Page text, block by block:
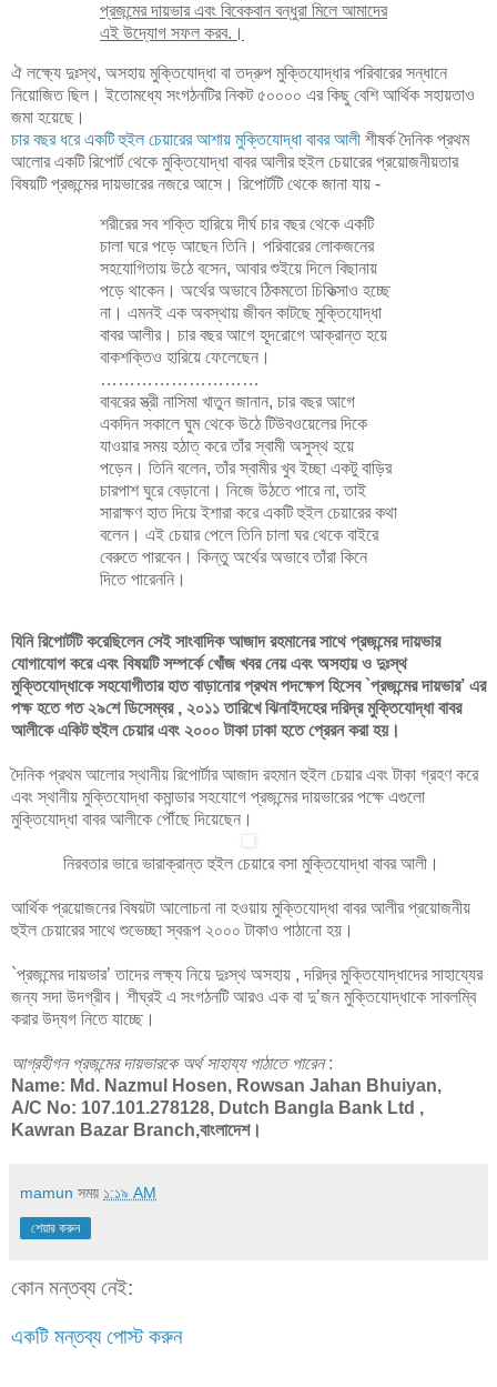
প্রজন্মের দায়ভার এবং বিবেকবান বন্ধুরা মিলে আমাদের
এই উদ্যোগ সফল করব.।
ঐ লক্ষ্যে দুঃস্থ, অসহায় মুক্তিযোদ্ধা বা তদ্রুপ মুক্তিযোদ্ধার পরিবারের সন্ধানে
নিয়োজিত ছিল। ইতোমধ্যে সংগঠনটির নিকট ৫০০০০ এর কিছু বেশি আর্থিক সহায়তাও
জমা হয়েছে।
চার বছর ধরে একটি হুইল চেয়ারের আশায় মুক্তিযোদ্ধা বাবর আলী শীষর্ক দৈনিক প্রথম
আলোর একটি রিপোর্ট থেকে মুক্তিযোদ্ধা বাবর আলীর হুইল চেয়ারের প্রয়োজনীয়তার
বিষয়টি প্রজন্মের দায়ভারের নজরে আসে। রিপোর্টটি থেকে জানা যায় -
শরীরের সব শক্তি হারিয়ে দীর্ঘ চার বছর থেকে একটি
চালা ঘরে পড়ে আছেন তিনি। পরিবারের লোকজনের
সহযোগিতায় উঠে বসেন, আবার শুইয়ে দিলে বিছানায়
পড়ে থাকেন। অর্থের অভাবে ঠিকমতো চিকিত্সাও হচ্ছে
না। এমনই এক অবস্থায় জীবন কাটছে মুক্তিযোদ্ধা
বাবর আলীর। চার বছর আগে হূদরোগে আক্রান্ত হয়ে
বাকশক্তিও হারিয়ে ফেলেছেন।
………………………
বাবরের স্ত্রী নাসিমা খাতুন জানান, চার বছর আগে
একদিন সকালে ঘুম থেকে উঠে টিউবওয়েলের দিকে
যাওয়ার সময় হঠাত্ করে তাঁর স্বামী অসুস্থ হয়ে
পড়েন। তিনি বলেন, তাঁর স্বামীর খুব ইচ্ছা একটু বাড়ির
চারপাশ ঘুরে বেড়ানো। নিজে উঠতে পারে না, তাই
সারাক্ষণ হাত দিয়ে ইশারা করে একটি হুইল চেয়ারের কথা
বলেন। এই চেয়ার পেলে তিনি চালা ঘর থেকে বাইরে
বেরুতে পারবেন। কিন্তু অর্থের অভাবে তাঁরা কিনে
দিতে পারেননি।
যিনি রিপোর্টটি করেছিলেন সেই সাংবাদিক আজাদ রহমানের সাথে প্রজন্মের দায়ভার
যোগাযোগ করে এবং বিষয়টি সম্পর্কে খোঁজ খবর নেয় এবং অসহায় ও দুঃস্থ
মুক্তিযোদ্ধাকে সহযোগীতার হাত বাড়ানোর প্রথম পদক্ষেপ হিসেব `প্রজন্মের দায়ভার’ এর
পক্ষ হতে গত ২৯শে ডিসেম্বর , ২০১১ তারিখে ঝিনাইদহের দরিদ্র মুক্তিযোদ্ধা বাবর
আলীকে একিট হুইল চেয়ার এবং ২০০০ টাকা ঢাকা হতে প্রেরন করা হয়।
দৈনিক প্রথম আলোর স্থানীয় রিপোর্টার আজাদ রহমান হুইল চেয়ার এবং টাকা গ্রহণ করে
এবং স্থানীয় মুক্তিযোদ্ধা কমান্ডার সহযোগে প্রজন্মের দায়ভারের পক্ষে এগুলো
মুক্তিযোদ্ধা বাবর আলীকে পৌঁছে দিয়েছেন।
নিরবতার ভারে ভারাক্রান্ত হুইল চেয়ারে বসা মুক্তিযোদ্ধা বাবর আলী।
আর্থিক প্রয়োজনের বিষয়টা আলোচনা না হওয়ায় মুক্তিযোদ্ধা বাবর আলীর প্রয়োজনীয়
হুইল চেয়ারের সাথে শুভেচ্ছা স্বরূপ ২০০০ টাকাও পাঠানো হয়।
`প্রজন্মের দায়ভার’ তাদের লক্ষ্য নিয়ে দুঃস্থ অসহায় , দরিদ্র মুক্তিযোদ্ধাদের সাহায্যের
জন্য সদা উদগ্রীব। শীঘ্রই এ সংগঠনটি আরও এক বা দু’জন মুক্তিযোদ্ধাকে সাবলম্বি
করার উদ্যগ নিতে যাচ্ছে।
আগ্রহীগন প্রজন্মের দায়ভারকে অর্থ সাহায্য পাঠাতে পারেন:
Name: Md. Nazmul Hosen, Rowsan Jahan Bhuiyan,
A/C No: 107.101.278128, Dutch Bangla Bank Ltd ,
Kawran Bazar Branch,বাংলাদেশ।
mamun সময় ১:১৯ AM
শেয়ার করুন
কোন মন্তব্য নেই:
একটি মন্তব্য পোস্ট করুন